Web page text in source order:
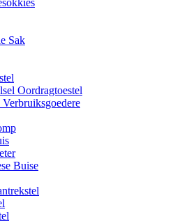
Sak
Oordragtoestel
Buise